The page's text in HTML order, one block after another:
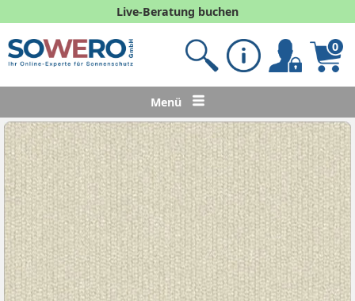
Live-Beratung buchen
0
Menü